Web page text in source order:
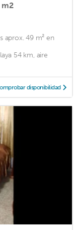
aprox. 49 m² en
54 km, aire
disponibilidad